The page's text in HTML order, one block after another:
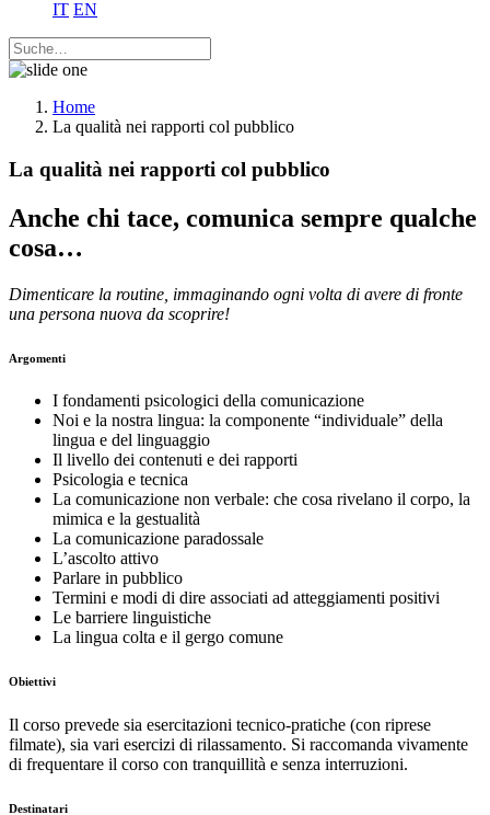
IT EN
Home
La qualità nei rapporti col pubblico
La qualità nei rapporti col pubblico
Anche chi tace, comunica sempre qualche
cosa…
Dimenticare la routine, immaginando ogni volta di avere di fronte
una persona nuova da scoprire!
Argomenti
I fondamenti psicologici della comunicazione
Noi e la nostra lingua: la componente “individuale” della
lingua e del linguaggio
Il livello dei contenuti e dei rapporti
Psicologia e tecnica
La comunicazione non verbale: che cosa rivelano il corpo, la
mimica e la gestualità
La comunicazione paradossale
L’ascolto attivo
Parlare in pubblico
Termini e modi di dire associati ad atteggiamenti positivi
Le barriere linguistiche
La lingua colta e il gergo comune
Obiettivi
Il corso prevede sia esercitazioni tecnico-pratiche (con riprese
filmate), sia vari esercizi di rilassamento. Si raccomanda vivamente
di frequentare il corso con tranquillità e senza interruzioni.
Destinatari